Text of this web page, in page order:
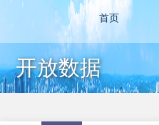
首页
开放数据